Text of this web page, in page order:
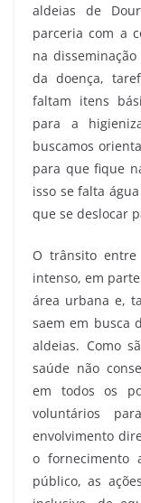
aldeias de
parceria com a
na
da doença,
faltam itens
para a
buscamos
para que fique
isso se falta
que se deslocar
O trânsito
intenso, em
área urbana e,
saem em busca
aldeias. Como
saúde não
em todos os
voluntários
envolvimento
o fornecimento
público, as